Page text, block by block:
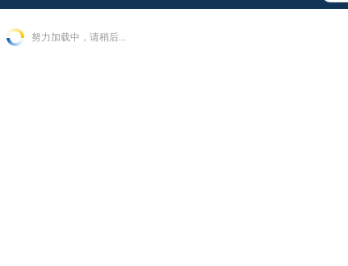
努力加载中，请稍后...